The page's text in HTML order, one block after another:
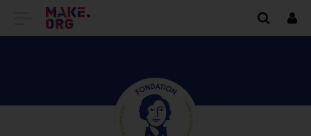
IR
PÁGINA
DESCUBRA
Biografia: